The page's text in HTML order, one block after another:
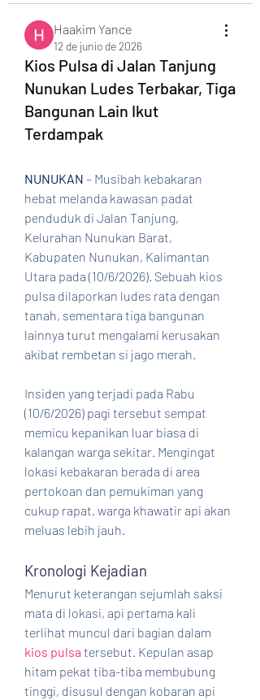
Haakim Yance
12 de junio de 2026
Kios Pulsa di Jalan Tanjung
Nunukan Ludes Terbakar, Tiga
Bangunan Lain Ikut
Terdampak
NUNUKAN – Musibah kebakaran
hebat melanda kawasan padat
penduduk di Jalan Tanjung,
Kelurahan Nunukan Barat,
Kabupaten Nunukan, Kalimantan
Utara pada (10/6/2026). Sebuah kios
pulsa dilaporkan ludes rata dengan
tanah, sementara tiga bangunan
lainnya turut mengalami kerusakan
akibat rembetan si jago merah.
Insiden yang terjadi pada Rabu
(10/6/2026) pagi tersebut sempat
memicu kepanikan luar biasa di
kalangan warga sekitar. Mengingat
lokasi kebakaran berada di area
pertokoan dan pemukiman yang
cukup rapat, warga khawatir api akan
meluas lebih jauh.
Kronologi Kejadian
Menurut keterangan sejumlah saksi
mata di lokasi, api pertama kali
kios pulsa tersebut. Kepulan asap
hitam pekat tiba-tiba membubung
tinggi, disusul dengan kobaran api